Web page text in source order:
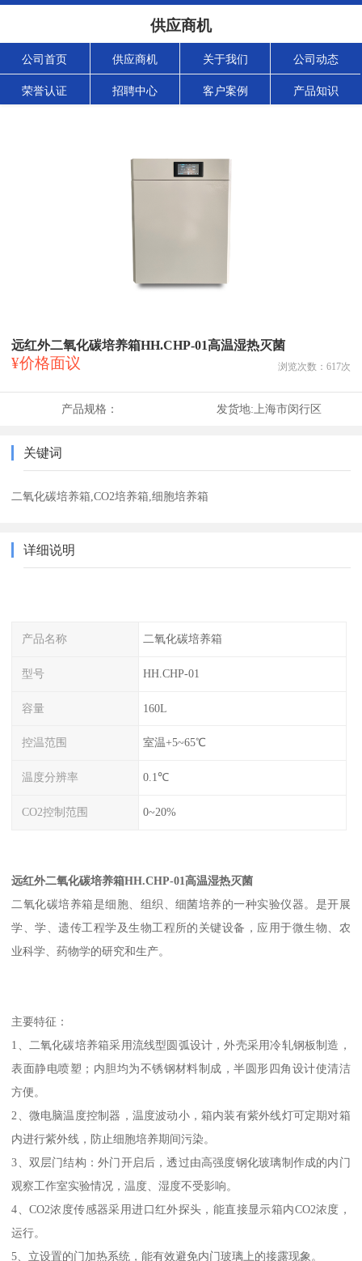
供应商机
公司首页 供应商机 关于我们 公司动态
荣誉认证 招聘中心 客户案例 产品知识
远红外二氧化碳培养箱HH.CHP-01高温湿热灭菌
¥价格面议 浏览次数： 617次
产品规格： 发货地: 上海市闵行区
关键词
二氧化碳培养箱,CO2培养箱,细胞培养箱
详细说明
产品名称 二氧化碳培养箱
型号 HH.CHP-01
容量 160L
控温范围 室温+5~65℃
温度分辨率 0.1℃
CO2控制范围 0~20%
远红外二氧化碳培养箱HH.CHP-01高温湿热灭菌
二氧化碳培养箱是细胞、组织、细菌培养的一种实验仪器。是开展
学、学、遗传工程学及生物工程所的关键设备，应用于微生物、农
业科学、药物学的研究和生产。
主要特征：
1、二氧化碳培养箱采用流线型圆弧设计，外壳采用冷轧钢板制造，
表面静电喷塑；内胆均为不锈钢材料制成，半圆形四角设计使清洁
方便。
2、微电脑温度控制器，温度波动小，箱内装有紫外线灯可定期对箱
内进行紫外线，防止细胞培养期间污染。
3、双层门结构：外门开启后，透过由高强度钢化玻璃制作成的内门
观察工作室实验情况，温度、湿度不受影响。
4、CO2浓度传感器采用进口红外探头，能直接显示箱内CO2浓度，
运行。
5、立设置的门加热系统，能有效避免内门玻璃上的接露现象。